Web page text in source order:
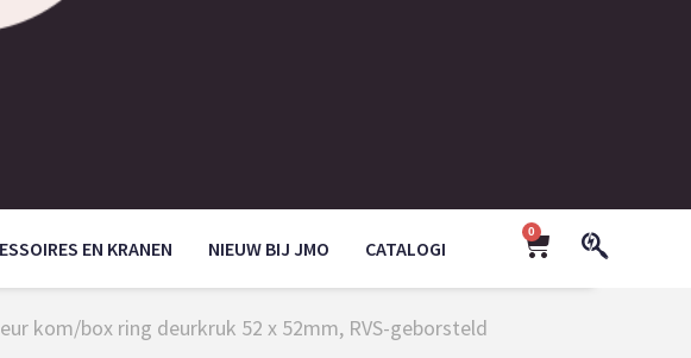
EN KRANEN NIEUW BIJ JMO CATALOGI
0
kom/box ring deurkruk 52 x 52mm, RVS-geborsteld